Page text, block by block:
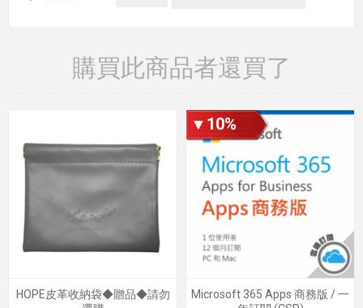
購買此商品者還買了
HOPE皮革收納袋◆贈品◆請勿
▼10%
Microsoft 365 Apps 商務版 / 一